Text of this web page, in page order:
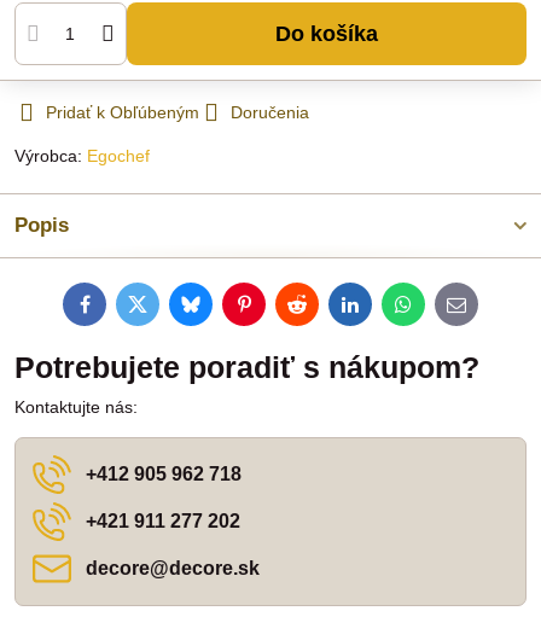
Do košíka
Pridať k Obľúbeným Doručenia
Výrobca: Egochef
Popis
FacebookTwitterBlueskyPinterestRedditLinkedInWhatsApp
E-
mail
Potrebujete poradiť s nákupom?
Kontaktujte nás:
+412 905 962 718
+421 911 277 202
decore​@decore​.sk